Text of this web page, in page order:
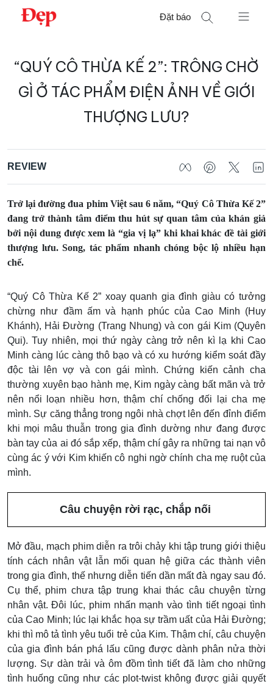
Chuyển
Đặt báo
kiếm
“QUÝ CÔ THỪA KẾ 2”: TRÔNG CHỜ
GÌ Ở TÁC PHẨM ĐIỆN ẢNH VỀ GIỚI
THƯỢNG LƯU?
REVIEW
Trở lại đường đua phim Việt sau 6 năm, “Quý Cô Thừa Kế 2”
đang trở thành tâm điểm thu hút sự quan tâm của khán giả
bởi nội dung được xem là “gia vị lạ” khi khai khác đề tài giới
thượng lưu. Song, tác phẩm nhanh chóng bộc lộ nhiều hạn
chế.
“Quý Cô Thừa Kế 2” xoay quanh gia đình giàu có tưởng
chừng như đầm ấm và hạnh phúc của Cao Minh (Huy
Khánh), Hải Đường (Trang Nhung) và con gái Kim (Quyên
Qui). Tuy nhiên, mọi thứ ngày càng trở nên kì lạ khi Cao
Minh càng lúc càng thô bạo và có xu hướng kiểm soát đầy
độc tài lên vợ và con gái mình. Chứng kiến cảnh cha
thường xuyên bạo hành mẹ, Kim ngày càng bất mãn và trở
nên nổi loạn nhiều hơn, thậm chí chống đối lại cha mẹ
mình. Sự căng thẳng trong ngôi nhà chợt lên đến đỉnh điểm
khi mọi mâu thuẫn trong gia đình dường như đang được
bàn tay của ai đó sắp xếp, thậm chí gây ra những tai nạn vô
cùng ác ý với Kim khiến cô nghi ngờ chính cha mẹ ruột của
mình.
Câu chuyện rời rạc, chắp nối
Mở đầu, mạch phim diễn ra trôi chảy khi tập trung giới thiệu
tính cách nhân vật lẫn mối quan hệ giữa các thành viên
trong gia đình, thế nhưng diễn tiến dần mất đà ngay sau đó.
Cụ thể, phim chưa tập trung khai thác câu chuyện từng
nhân vật. Đôi lúc, phim nhấn mạnh vào tình tiết ngoại tình
của Cao Minh; lúc lại khắc họa sự trầm uất của Hải Đường;
khi thì mô tả tình yêu tuổi trẻ của Kim. Thậm chí, câu chuyện
của gia đình bán phá lấu cũng được dành phân nửa thời
lượng. Sự dàn trải và ôm đồm tình tiết đã làm cho những
tình huống cũng như các plot-twist không được giải quyết